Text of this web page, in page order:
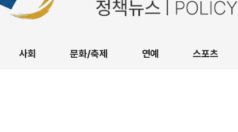
사회 문화/축제 연예 스포츠